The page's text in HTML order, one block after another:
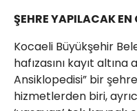
ŞEHRE YAPILACAK
Kocaeli Büyükşehir
hafızasını kayıt
Ansiklopedisi” bir
hizmetlerden biri,